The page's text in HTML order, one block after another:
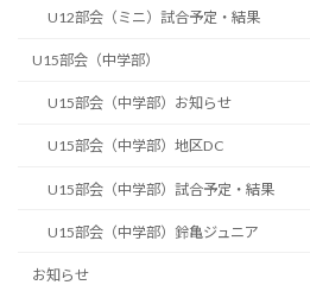
U12部会（ミニ）試合予定・結果
U15部会（中学部）
U15部会（中学部）お知らせ
U15部会（中学部）地区DC
U15部会（中学部）試合予定・結果
U15部会（中学部）鈴亀ジュニア
お知らせ